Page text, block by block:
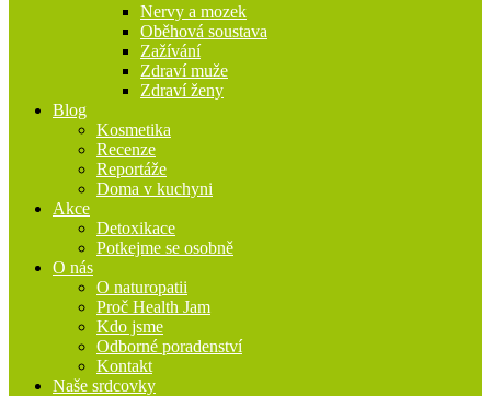
Nervy a mozek
Oběhová soustava
Zažívání
Zdraví muže
Zdraví ženy
Blog
Kosmetika
Recenze
Reportáže
Doma v kuchyni
Akce
Detoxikace
Potkejme se osobně
O nás
O naturopatii
Proč Health Jam
Kdo jsme
Odborné poradenství
Kontakt
Naše srdcovky